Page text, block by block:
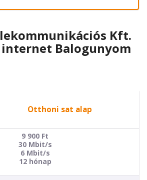
Kft.
Balogunyom
Otthoni sat alap
9 900 Ft
30 Mbit/s
6 Mbit/s
12 hónap